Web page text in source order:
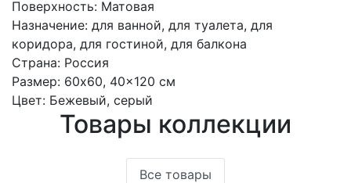
Поверхность: Матовая
Назначение: для ванной, для туалета, для
коридора, для гостиной, для балкона
Страна: Россия
Размер: 60x60, 40x120 см
Цвет: Бежевый, серый
Товары коллекции
Все товары